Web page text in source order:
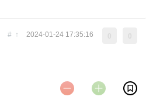
2024-01-24 17:35:16
# ↑